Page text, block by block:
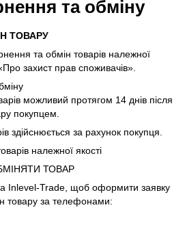
та обміну
ТОВАРУ
та обмін товарів належної
захист прав споживачів».
можливий протягом 14 днів після
покупцем.
здійснюється за рахунок покупця.
належної якості
ТОВАР
Inlevel-Trade, щоб оформити заявку
товару за телефонами: